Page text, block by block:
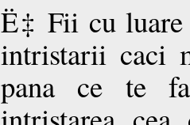
Ë‡ Fii cu luare
intristarii caci
pana ce te